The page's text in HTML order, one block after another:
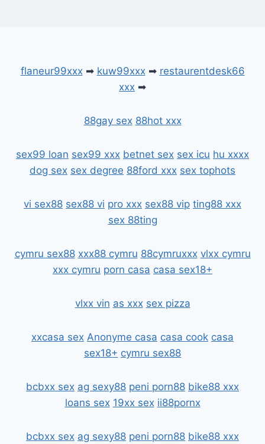
flaneur99xxx➡ kuw99xxx➡ restaurentdesk66
xxx ➡
88gay sex 88hot xxx
sex99 loan sex99 xxx betnet sex sex icu hu xxxx
dog sex sex degree 88ford xxx sex tophots
vi sex88 sex88 vi pro xxx sex88 vip ting88 xxx
sex 88ting
cymru sex88 xxx88 cymru 88cymruxxx vlxx cymru
xxx cymru porn casa casa sex18+
vlxx vin as xxx sex pizza
xxcasa sex Anonyme casa casa cook casa
sex18+ cymru sex88
bcbxx sex ag sexy88 peni porn88 bike88 xxx
loans sex 19xx sex ii88pornx
bcbxx sex ag sexy88 peni porn88 bike88 xxx